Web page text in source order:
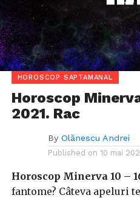
HOROSCOP SAPTAMANAL
Horoscop
2021. Rac
By Olănescu Andrei
Published on 10 mai
Horoscop Minerva 10 –
fantome? Câteva apeluri